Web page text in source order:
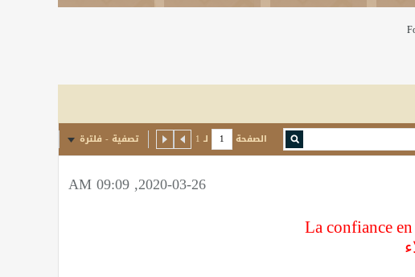
الصفحة لـ 1 تصفية - فلترة
2020-03-26, 09:09 AM
La confiance